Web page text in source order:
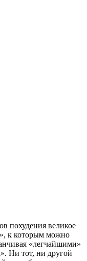
похудения великое
к которым можно
«легчайшими»
Ни тот, ни другой